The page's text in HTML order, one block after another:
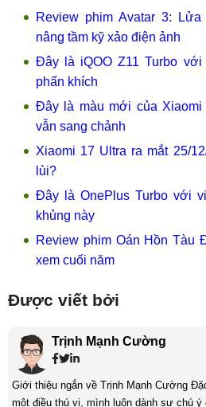
Review phim Avatar 3:
nâng tầm kỹ xảo điện ảnh
Đây là iQOO Z11 Turbo
phấn khích
Đây là màu mới của
vẫn sang chảnh
Xiaomi 17 Ultra ra mắt 25/
lùi?
Đây là OnePlus Turbo với
khủng này
Review phim Oán Hồn Tàu
xem cuối năm
Được viết bởi
Trịnh Mạnh Cường
Giới thiệu ngắn về Trịnh Mạnh Cường Đặc điểm nổi bật Công nghệ là
một điều thú vị, mình luôn dành sự chú ý